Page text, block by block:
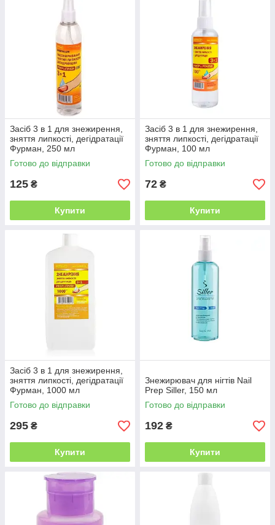
Засіб 3 в 1 для знежирення,
зняття липкості, дегідратації
Фурман, 250 мл
Готово до відправки
125 ₴
Купити
Засіб 3 в 1 для знежирення,
зняття липкості, дегідратації
Фурман, 100 мл
Готово до відправки
72 ₴
Купити
Засіб 3 в 1 для знежирення,
зняття липкості, дегідратації
Фурман, 1000 мл
Готово до відправки
295 ₴
Купити
Знежирювач для нігтів Nail
Prep Siller, 150 мл
Готово до відправки
192 ₴
Купити